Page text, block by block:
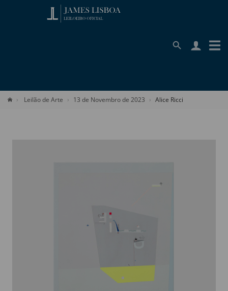
Leilão de Arte 13 de Novembro de 2023 Alice Ricci